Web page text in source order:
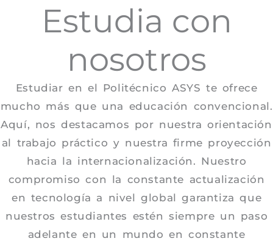
Estudia con
nosotros
Estudiar en el Politécnico ASYS te ofrece
mucho más que una educación convencional.
Aquí, nos destacamos por nuestra orientación
al trabajo práctico y nuestra firme proyección
hacia la internacionalización. Nuestro
compromiso con la constante actualización
en tecnología a nivel global garantiza que
nuestros estudiantes estén siempre un paso
adelante en un mundo en constante